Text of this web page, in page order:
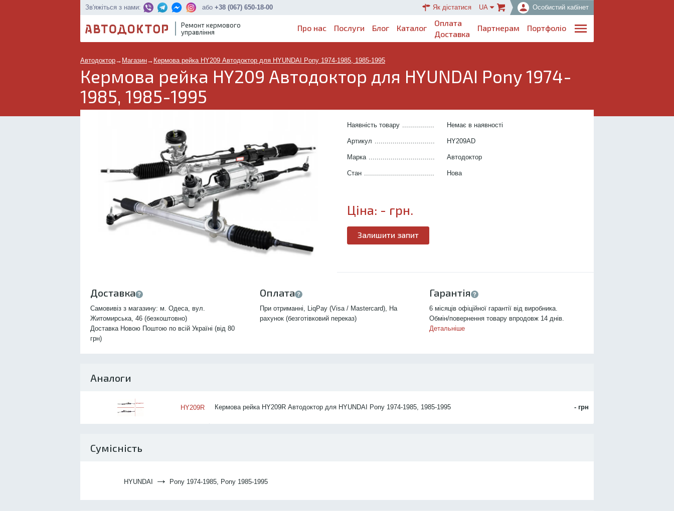
Зв'яжіться з нами: або +38 (067) 650-18-00 Як дістатися UA Особистий кабінет
Ремонт кермового
управління
Про нас Послуги Блог Каталог
Оплата
Доставка
Партнерам Портфоліо
Автодоктор→ Магазин→ Кермова рейка HY209 Автодоктор для HYUNDAI Pony 1974-1985, 1985-1995
Кермова рейка HY209 Автодоктор для HYUNDAI Pony 1974-
1985, 1985-1995
Наявність товару .........................................................
Немає в наявності
Артикул .........................................................
HY209AD
Марка .........................................................
Автодоктор
Стан .........................................................
Нова
Ціна: - грн.
Залишити запит
Доставка
Самовивіз з магазину: м. Одеса, вул.
Житомирська, 46 (безкоштовно)
Доставка Новою Поштою по всій Україні (від 80
грн)
Оплата
При отриманні, LiqPay (Visa / Mastercard), На
рахунок (безготівковий переказ)
Гарантія
6 місяців офіційної гарантії від виробника.
Обмін/повернення товару впродовж 14 днів.
Детальніше
Аналоги
HY209R Кермова рейка HY209R Автодоктор для HYUNDAI Pony 1974-1985, 1985-1995 - грн
Сумісність
HYUNDAI → Pony 1974-1985, Pony 1985-1995